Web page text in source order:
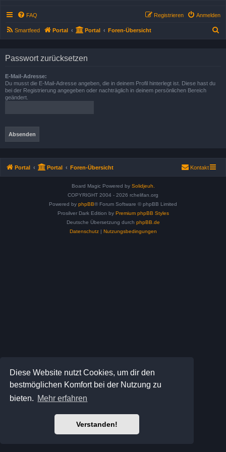
Diese Website nutzt Cookies, um dir den
bestmöglichen Komfort bei der Nutzung zu
bieten. Mehr erfahren
Verstanden!
FAQ Anmelden
Registrieren
Smartfeed Portal Portal Foren-Übersicht
Passwort zurücksetzen
E-Mail-Adresse:
Du musst die E-Mail-Adresse angeben, die in deinem Profil hinterlegt ist. Diese hast du
bei der Registrierung angegeben oder nachträglich in deinem persönlichen Bereich
geändert.
Portal Portal Foren-Übersicht Kontakt
Board Magic Powered by Solidjeuh.
COPYRIGHT 2004 - 2026 rchelifan.org
Powered by phpBB® Forum Software © phpBB Limited
Prosilver Dark Edition by Premium phpBB Styles
Deutsche Übersetzung durch phpBB.de
Datenschutz| Nutzungsbedingungen